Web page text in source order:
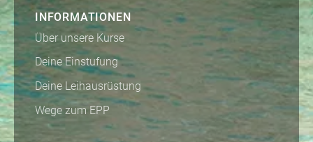
INFORMATIONEN
Über unsere Kurse
Deine Einstufung
Deine Leihausrüstung
Wege zum EPP